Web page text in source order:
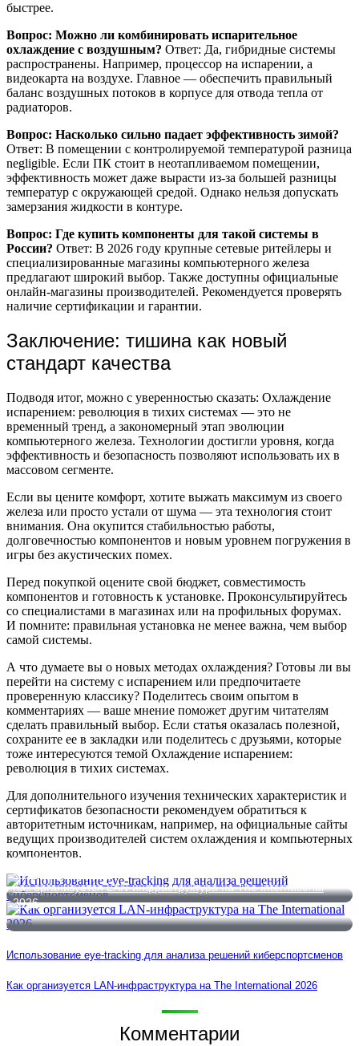
быстрее.
Вопрос: Можно ли комбинировать испарительное
охлаждение с воздушным? Ответ: Да, гибридные системы
распространены. Например, процессор на испарении, а
видеокарта на воздухе. Главное — обеспечить правильный
баланс воздушных потоков в корпусе для отвода тепла от
радиаторов.
Вопрос: Насколько сильно падает эффективность зимой?
Ответ: В помещении с контролируемой температурой разница
negligible. Если ПК стоит в неотапливаемом помещении,
эффективность может даже вырасти из-за большей разницы
температур с окружающей средой. Однако нельзя допускать
замерзания жидкости в контуре.
Вопрос: Где купить компоненты для такой системы в
России? Ответ: В 2026 году крупные сетевые ритейлеры и
специализированные магазины компьютерного железа
предлагают широкий выбор. Также доступны официальные
онлайн-магазины производителей. Рекомендуется проверять
наличие сертификации и гарантии.
Заключение: тишина как новый
стандарт качества
Подводя итог, можно с уверенностью сказать: Охлаждение
испарением: революция в тихих системах — это не
временный тренд, а закономерный этап эволюции
компьютерного железа. Технологии достигли уровня, когда
эффективность и безопасность позволяют использовать их в
массовом сегменте.
Если вы цените комфорт, хотите выжать максимум из своего
железа или просто устали от шума — эта технология стоит
внимания. Она окупится стабильностью работы,
долговечностью компонентов и новым уровнем погружения в
игры без акустических помех.
Перед покупкой оцените свой бюджет, совместимость
компонентов и готовность к установке. Проконсультируйтесь
со специалистами в магазинах или на профильных форумах.
И помните: правильная установка не менее важна, чем выбор
самой системы.
А что думаете вы о новых методах охлаждения? Готовы ли вы
перейти на систему с испарением или предпочитаете
проверенную классику? Поделитесь своим опытом в
комментариях — ваше мнение поможет другим читателям
сделать правильный выбор. Если статья оказалась полезной,
сохраните ее в закладки или поделитесь с друзьями, которые
тоже интересуются темой Охлаждение испарением:
революция в тихих системах.
Для дополнительного изучения технических характеристик и
сертификатов безопасности рекомендуем обратиться к
авторитетным источникам, например, на официальные сайты
ведущих производителей систем охлаждения и компьютерных
компонентов.
Использование eye-tracking для анализа решений
киберспортсменов
Как организуется LAN-инфраструктура на The International
2026
Использование eye-tracking для анализа решений киберспортсменов
Как организуется LAN-инфраструктура на The International 2026
Комментарии